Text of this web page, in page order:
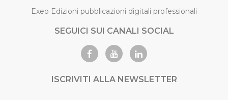
Exeo Edizioni pubblicazioni digitali professionali
SEGUICI SUI CANALI SOCIAL
ISCRIVITI ALLA NEWSLETTER